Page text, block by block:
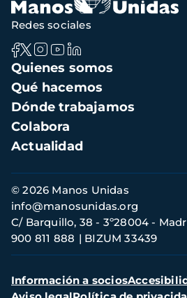
Navegación
principal
Quienes somos
Qué hacemos
Dónde trabajamos
Colabora
Actualidad
Redes sociales
Información
de
contacto
© 2026 Manos Unidas
C/ Barquillo, 38 - 3º28004 -
900 811 888
BIZUM 33439
info@manosunidas.org
Menú
secundario
Información a socios